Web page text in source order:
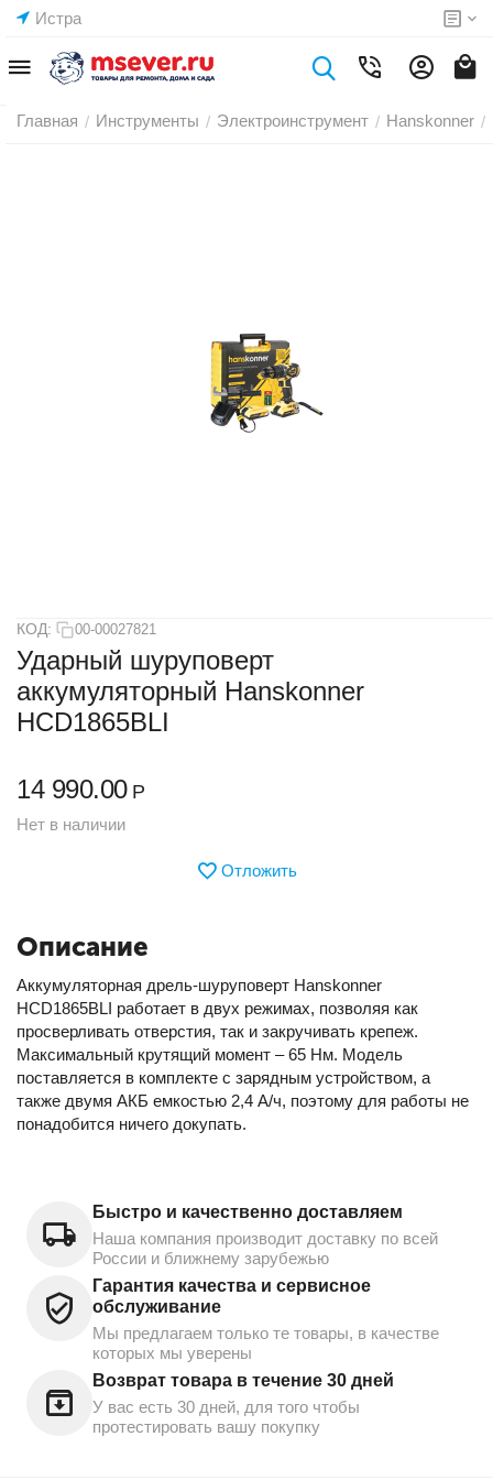
Истра
Главная / Инструменты / Электроинструмент / Hanskonner /
КОД: 00-00027821
Ударный шуруповерт
аккумуляторный Hanskonner
HCD1865BLI
14 990.00 Р
Нет в наличии
Отложить
Описание
Аккумуляторная дрель-шуруповерт Hanskonner
HCD1865BLI работает в двух режимах, позволяя как
просверливать отверстия, так и закручивать крепеж.
Максимальный крутящий момент – 65 Нм. Модель
поставляется в комплекте с зарядным устройством, а
также двумя АКБ емкостью 2,4 А/ч, поэтому для работы не
понадобится ничего докупать.
Быстро и качественно доставляем
Наша компания производит доставку по всей
России и ближнему зарубежью
Гарантия качества и сервисное
обслуживание
Мы предлагаем только те товары, в качестве
которых мы уверены
Возврат товара в течение 30 дней
У вас есть 30 дней, для того чтобы
протестировать вашу покупку